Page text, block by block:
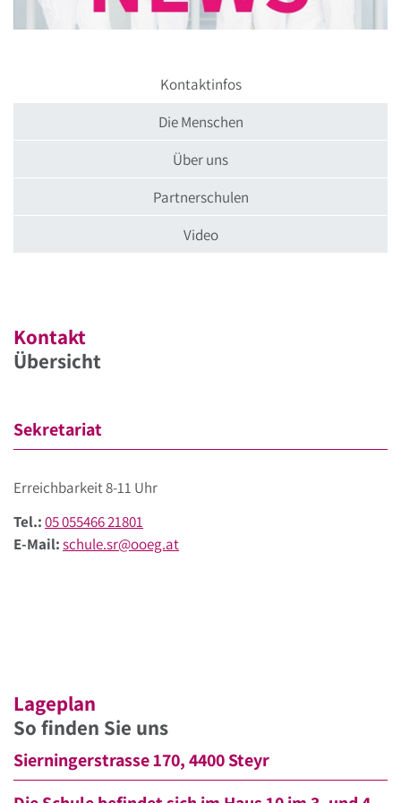
Kontaktinfos
Die Menschen
Über uns
Partnerschulen
Video
Kontakt
Übersicht
Sekretariat
Erreichbarkeit 8-11 Uhr
Tel.:05 055466 21801
E-Mail:schule.sr@ooeg.at
Lageplan
So finden Sie uns
Sierningerstrasse 170, 4400 Steyr